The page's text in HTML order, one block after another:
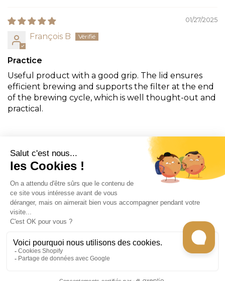
01/27/2025
François B
Practice
Useful product with a good grip. The lid ensures
efficient brewing and supports the filter at the end
of the brewing cycle, which is well thought-out and
practical.
CONTACT
INFORMATION
EN SAVOIR PLUS
GET CHEF CARO'S RECIPES